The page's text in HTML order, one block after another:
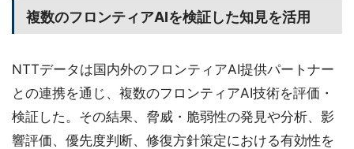
複数のフロンティアAIを検証した知見を活用
NTTデータは国内外のフロンティアAI提供パートナー
との連携を通じ、複数のフロンティアAI技術を評価・
検証した。その結果、脅威・脆弱性の発見や分析、影
響評価、優先度判断、修復方針策定における有効性を